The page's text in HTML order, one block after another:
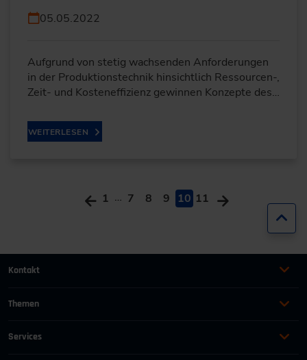
05.05.2022
Aufgrund von stetig wachsenden Anforderungen
in der Produktionstechnik hinsichtlich Ressourcen-,
Zeit- und Kosteneffizienz gewinnen Konzepte des…
WEITERLESEN
1 … 7 8 9 10 11
Kontakt
+49 (0)2116214-201
+49 (0)2116214-154
Themen
Services